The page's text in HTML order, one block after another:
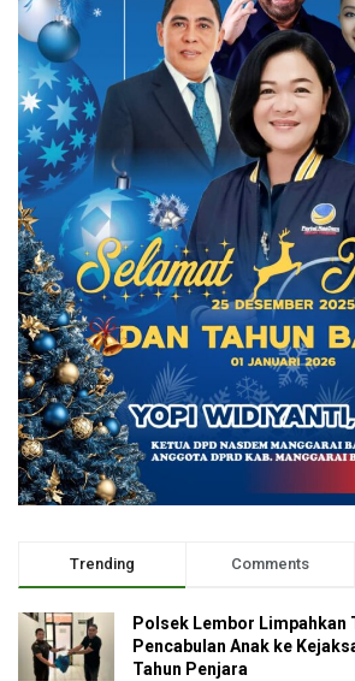
Trending Comments
Polsek Lembor Limpahkan
Pencabulan Anak ke
Tahun Penjara